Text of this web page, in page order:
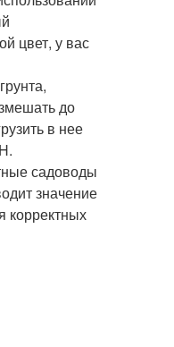
цвет, у вас
до
в нее
садоводы
значение
корректных